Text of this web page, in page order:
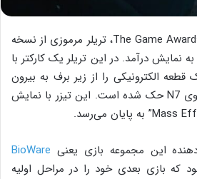
در جریان برگزاری مراسم The Game Awards، تریلر مرموزی از نسخه
جدید بازی Mass Effect به نمایش درآمد. در این تریلر یک کارکتر با
الکترونیکی را از زیر برف به بیرون
می‌کشد که بر روی آن لوگوی N7 حک شده است. این تیزر با نمایش
این مجموعه بازی یعنی BioWare
که بازی بعدی خود را در مراحل اولیه